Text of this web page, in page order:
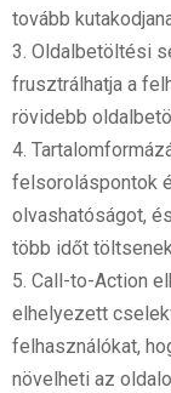
tovább
3. Oldalbetöltési
frusztrálhatja a
rövidebb
4.
felsoroláspontok
olvashatóságot,
több időt
5. Call-to-Action
elhelyezett
felhasználókat,
növelheti az